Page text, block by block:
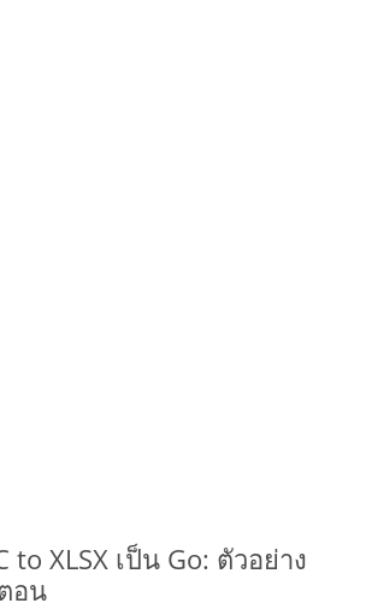
to XLSX เป็น Go: ตัวอย่าง
อน